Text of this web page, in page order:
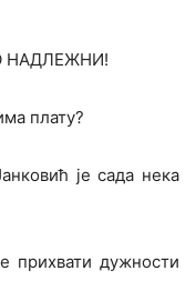
НАДЛЕЖНИ!
плату?
је сада нека
прихвати дужности